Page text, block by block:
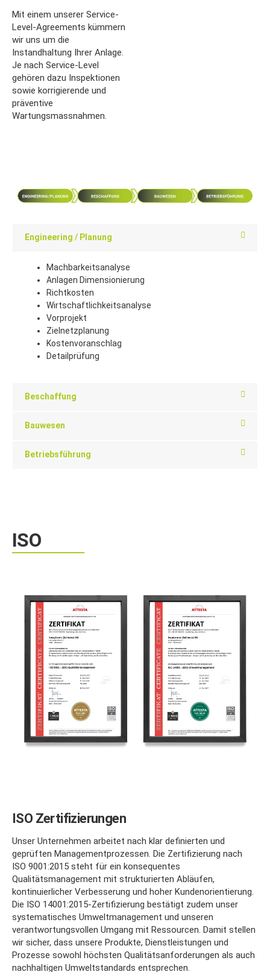
Mit einem unserer Service-
Level-Agreements kümmern
wir uns um die
Instandhaltung Ihrer Anlage.
Je nach Service-Level
gehören dazu Inspektionen
sowie korrigierende und
präventive
Wartungsmassnahmen.
Engineering / Planung
Machbarkeitsanalyse
Anlagen Dimensionierung
Richtkosten
Wirtschaftlichkeitsanalyse
Vorprojekt
Zielnetzplanung
Kostenvoranschlag
Detailprüfung
Beschaffung
Bauwesen
Betriebsführung
ISO
ISO Zertifizierungen
Unser Unternehmen arbeitet nach klar definierten und
geprüften Managementprozessen. Die Zertifizierung nach
ISO 9001:2015 steht für ein konsequentes
Qualitätsmanagement mit strukturierten Abläufen,
kontinuierlicher Verbesserung und hoher Kundenorientierung.
Die ISO 14001:2015-Zertifizierung bestätigt zudem unser
systematisches Umweltmanagement und unseren
verantwortungsvollen Umgang mit Ressourcen. Damit stellen
wir sicher, dass unsere Produkte, Dienstleistungen und
Prozesse sowohl höchsten Qualitätsanforderungen als auch
nachhaltigen Umweltstandards entsprechen.